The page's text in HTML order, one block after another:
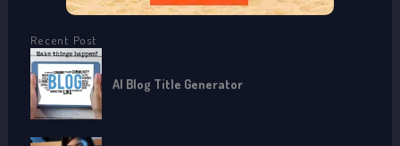
Recent Post
AI Blog Title Generator